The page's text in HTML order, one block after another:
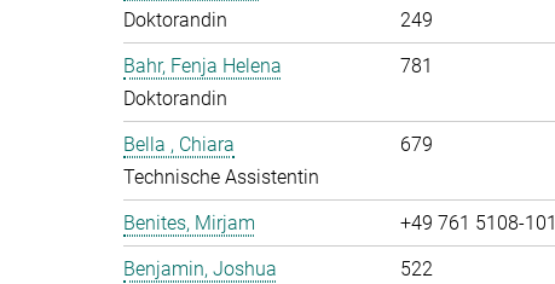
Doktorandin
249
Bahr, Fenja Helena
Doktorandin
781
Bella , Chiara
Technische Assistentin
679
Benites, Mirjam +49 761 5108-101
Benjamin, Joshua
522